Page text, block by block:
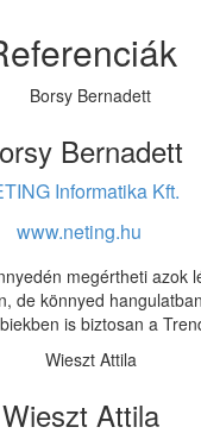
Bernadett
Informatika Kft.
www.neting.hu
megértheti
könnyed
is biztosan a
Wieszt Attila